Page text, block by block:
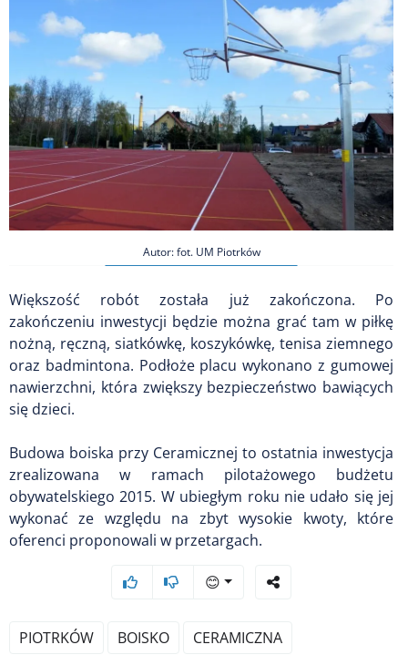
Autor: fot. UM Piotrków
Większość robót została już zakończona. Po
zakończeniu inwestycji będzie można grać tam w piłkę
nożną, ręczną, siatkówkę, koszykówkę, tenisa ziemnego
oraz badmintona. Podłoże placu wykonano z gumowej
nawierzchni, która zwiększy bezpieczeństwo bawiących
się dzieci.
Budowa boiska przy Ceramicznej to ostatnia inwestycja
zrealizowana w ramach pilotażowego budżetu
obywatelskiego 2015. W ubiegłym roku nie udało się jej
wykonać ze względu na zbyt wysokie kwoty, które
oferenci proponowali w przetargach.
😊
PIOTRKÓW BOISKO
CERAMICZNA